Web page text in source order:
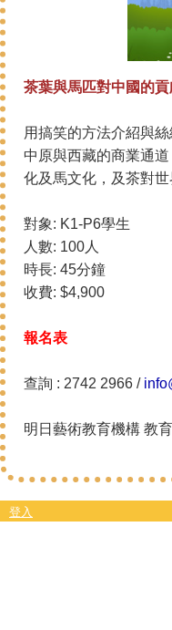
茶葉與馬匹對中國的
用搞笑的方法介紹與
中原與西藏的商業通
化及馬文化，及茶對世
對象: K1-P6學生
人數: 100人
時長: 45分鐘
收費: $4,900
報名表
查詢 : 2742 2966 /
明日藝術教育機構 教
登入